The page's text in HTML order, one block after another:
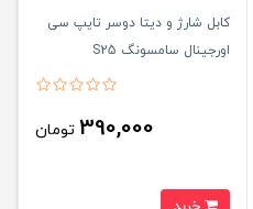
کابل شارژ و دیتا دوسر تایپ سی
اورجینال سامسونگ S25
390,000 تومان